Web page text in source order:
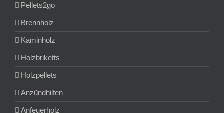
Pellets2go
Brennholz
Kaminholz
Holzbriketts
Holzpellets
Anzündhilfen
Anfeuerholz